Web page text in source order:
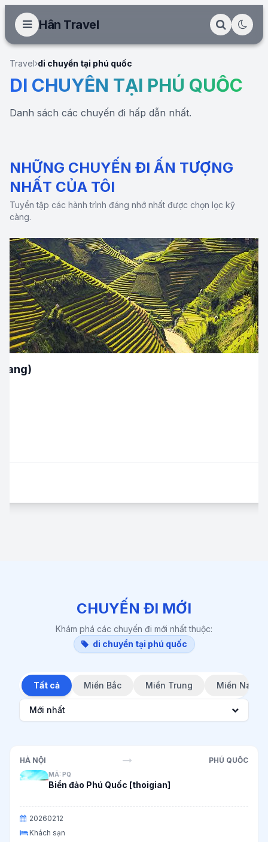
Hân Travel
Travel di chuyển tại phú quốc
DI CHUYỂN TẠI PHÚ QUỐC
Danh sách các chuyến đi hấp dẫn nhất.
NHỮNG CHUYẾN ĐI ẤN TƯỢNG
NHẤT CỦA TÔI
Tuyển tập các hành trình đáng nhớ nhất được chọn lọc kỹ
càng.
CHUYẾN ĐI MỚI
Khám phá các chuyến đi mới nhất thuộc:
di chuyển tại phú quốc
Tất cả Miền Bắc Miền Trung Miền Nam
Mới nhất
HÀ NỘI PHÚ QUỐC
MÃ: PQ
Biển đảo Phú Quốc [thoigian]
20260212
Khách sạn